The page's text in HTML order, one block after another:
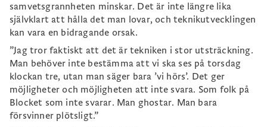
samvetsgrannheten minskar. Det är inte längre lika
självklart att hålla det man lovar, och teknikutvecklingen
kan vara en bidragande orsak.
”Jag tror faktiskt att det är tekniken i stor utsträckning.
Man behöver inte bestämma att vi ska ses på torsdag
klockan tre, utan man säger bara ’vi hörs’. Det ger
möjligheter och möjligheten att inte svara. Som folk på
Blocket som inte svarar. Man ghostar. Man bara
försvinner plötsligt.”